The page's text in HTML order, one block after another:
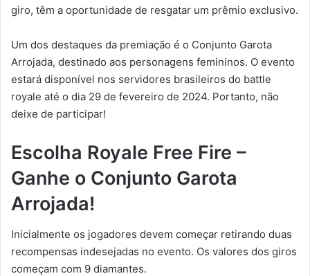
giro, têm a oportunidade de resgatar um prêmio exclusivo.
Um dos destaques da premiação é o Conjunto Garota
Arrojada, destinado aos personagens femininos. O evento
estará disponível nos servidores brasileiros do battle
royale até o dia 29 de fevereiro de 2024. Portanto, não
deixe de participar!
Escolha Royale Free Fire –
Ganhe o Conjunto Garota
Arrojada!
Inicialmente os jogadores devem começar retirando duas
recompensas indesejadas no evento. Os valores dos giros
começam com 9 diamantes.